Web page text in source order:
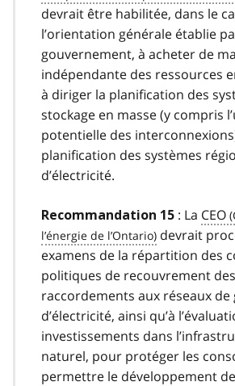
devrait être habilitée, dans le
l’orientation générale établie
gouvernement, à acheter de
indépendante des ressources
à diriger la planification des
stockage en masse (y compris
potentielle des
planification des systèmes
d’électricité.
Recommandation 15 : La CEO
devrait
examens de la répartition des
politiques de recouvrement des
raccordements aux réseaux de
d’électricité, ainsi qu’à
investissements dans
naturel, pour protéger les
permettre le développement